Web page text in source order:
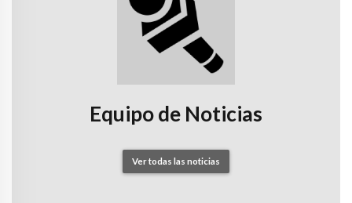
Equipo de Noticias
Ver todas las noticias